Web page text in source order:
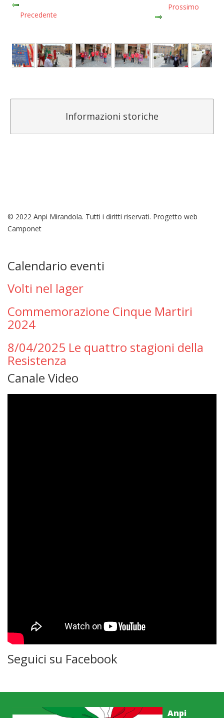
Precedente
Prossimo
Informazioni storiche
© 2022 Anpi Mirandola. Tutti i diritti riservati. Progetto web
Camponet
Calendario eventi
Volti nel lager
Commemorazione Cinque Martiri
2024
8/04/2025 Le quattro stagioni della
Resistenza
Canale Video
Seguici su Facebook
Anpi